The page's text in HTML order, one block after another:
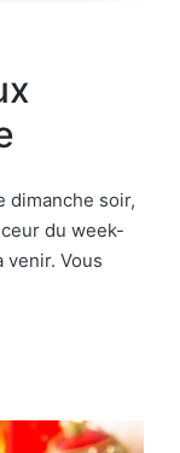
dimanche soir,
du week-
venir. Vous